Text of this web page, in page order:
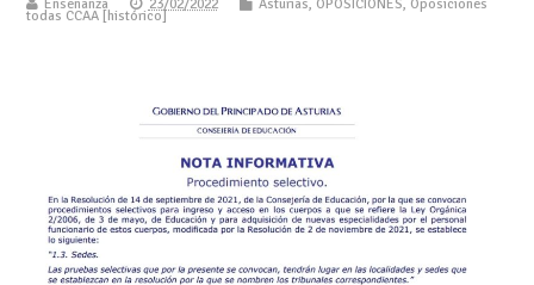
Enseñanza 23/02/2022 Asturias, OPOSICIONES, Oposiciones
todas CCAA [histórico]